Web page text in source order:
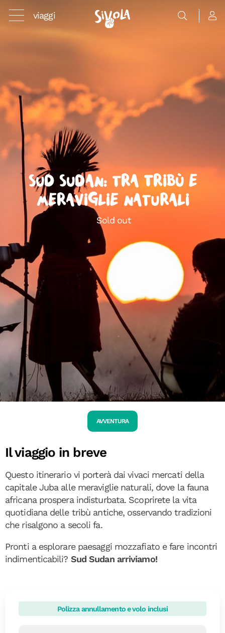
viaggi
Sud Sudan: tra Tribù e
meraviglie naturali
Sold out
AVVENTURA
Il viaggio in breve
Questo itinerario vi porterà dai vivaci mercati della
capitale Juba alle meraviglie naturali, dove la fauna
africana prospera indisturbata. Scoprirete la vita
quotidiana delle tribù antiche, osservando tradizioni
che risalgono a secoli fa.
Pronti a esplorare paesaggi mozzafiato e fare incontri
indimenticabili? Sud Sudan arriviamo!
Polizza annullamento e volo inclusi